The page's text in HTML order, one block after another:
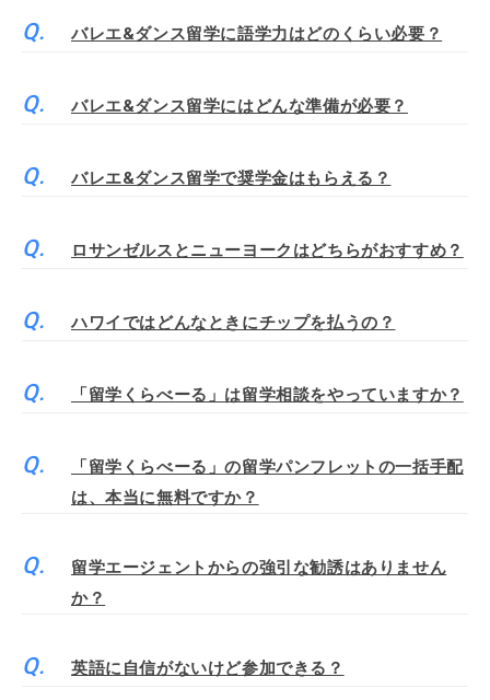
バレエ&ダンス留学に語学力はどのくらい必要？
バレエ&ダンス留学にはどんな準備が必要？
バレエ&ダンス留学で奨学金はもらえる？
ロサンゼルスとニューヨークはどちらがおすすめ？
ハワイではどんなときにチップを払うの？
「留学くらべーる」は留学相談をやっていますか？
「留学くらべーる」の留学パンフレットの一括手配
は、本当に無料ですか？
留学エージェントからの強引な勧誘はありません
か？
英語に自信がないけど参加できる？